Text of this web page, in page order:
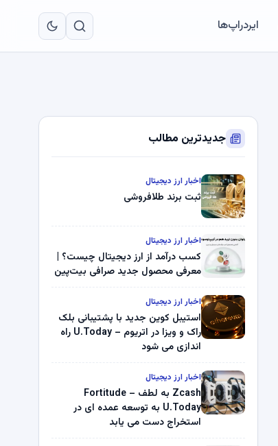
ایردراپ‌ها
جدیدترین مطالب
اخبار ارز دیجیتال
ثبت برند طلافروشی
اخبار ارز دیجیتال
کسب درآمد از ارز دیجیتال چیست؟ |
معرفی محصول جدید صرافی بیت‌پین
اخبار ارز دیجیتال
استیبل کوین جدید با پشتیبانی بلک
راک و ویزا در اتریوم – U.Today راه
اندازی می شود
اخبار ارز دیجیتال
Zcash به لطف Fortitude –
U.Today به توسعه عمده ای در
استخراج دست می یابد